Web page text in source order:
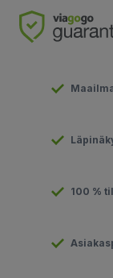
100 %